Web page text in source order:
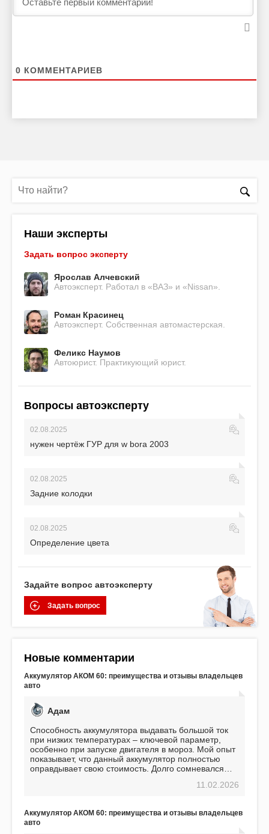
0 КОММЕНТАРИЕВ
Наши эксперты
Задать вопрос эксперту
Ярослав Алчевский
Автоэксперт. Работал в «ВАЗ» и «Nissan».
Роман Красинец
Автоэксперт. Собственная автомастерская.
Феликс Наумов
Автоюрист. Практикующий юрист.
Вопросы автоэксперту
02.08.2025
нужен чертёж ГУР для w bora 2003
02.08.2025
Задние колодки
02.08.2025
Определение цвета
Задайте вопрос автоэксперту
Задать вопрос
Новые комментарии
Аккумулятор АКОМ 60: преимущества и отзывы владельцев
авто
Адам
Способность аккумулятора выдавать большой ток
при низких температурах – ключевой параметр,
особенно при запуске двигателя в мороз. Мой опыт
показывает, что данный аккумулятор полностью
оправдывает свою стоимость. Долго сомневался
пожалел. Считаю, что это отличное вложение,11.02.2026
Аккумулятор АКОМ 60: преимущества и отзывы владельцев
авто